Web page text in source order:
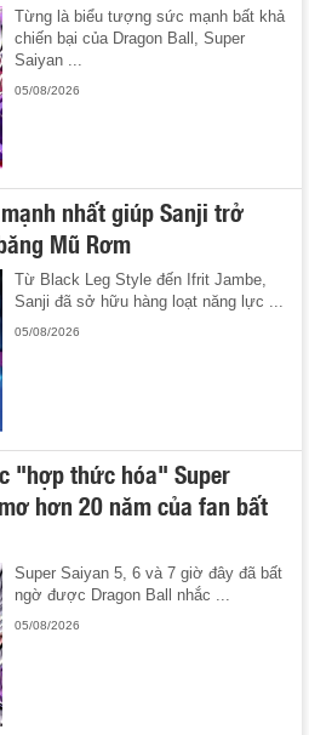
Từng là biểu tượng sức mạnh bất khả
chiến bại của Dragon Ball, Super
Saiyan ...
05/08/2026
nhất giúp Sanji trở
Mũ Rơm
Từ Black Leg Style đến Ifrit Jambe,
Sanji đã sở hữu hàng loạt năng lực ...
05/08/2026
"hợp thức hóa" Super
hơn 20 năm của fan bất
Super Saiyan 5, 6 và 7 giờ đây đã bất
ngờ được Dragon Ball nhắc ...
05/08/2026